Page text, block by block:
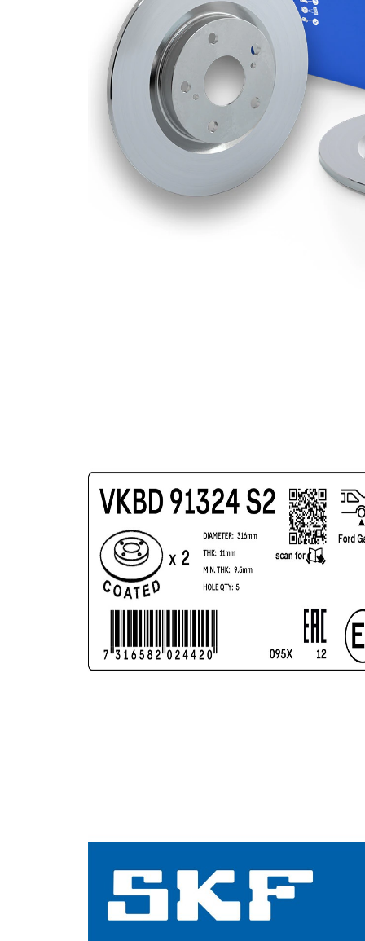
kotouče
Minimální
tloušťka
9,5 mm
Vnější
průměr
316 mm
Počet děr
Centrovací
průměr
63,5 mm
Kruhový
vyvrt Ø 2
108 mm
povrch
15,7 mm